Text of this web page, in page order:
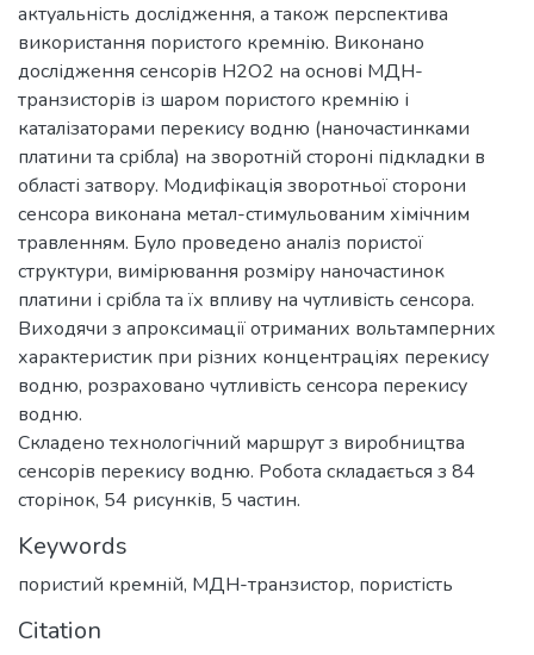
актуальність дослідження, а також перспектива
використання пористого кремнію. Виконано
дослідження сенсорів H2O2 на основі МДН-
транзисторів із шаром пористого кремнію і
каталізаторами перекису водню (наночастинками
платини та срібла) на зворотній стороні підкладки в
області затвору. Модифікація зворотньої сторони
сенсора виконана метал-стимульованим хімічним
травленням. Було проведено аналіз пористої
структури, вимірювання розміру наночастинок
платини і срібла та їх впливу на чутливість сенсора.
Виходячи з апроксимації отриманих вольтамперних
характеристик при різних концентраціях перекису
водню, розраховано чутливість сенсора перекису
водню.
Складено технологічний маршрут з виробництва
сенсорів перекису водню. Робота складається з 84
сторінок, 54 рисунків, 5 частин.
Keywords
пористий кремній, МДН-транзистор, пористість
Citation